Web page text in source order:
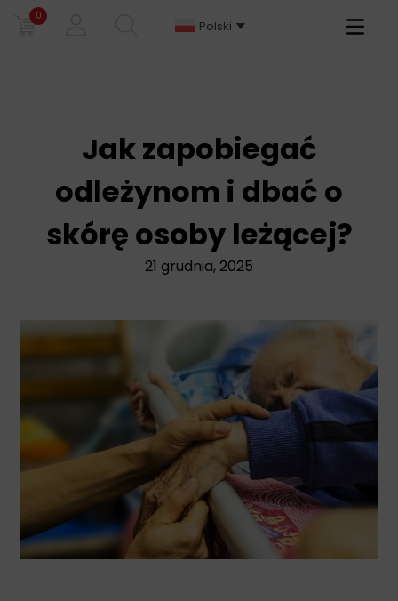
0
Polski
Primary
Jak zapobiegać
odleżynom i dbać o
skórę osoby leżącej?
21 grudnia, 2025